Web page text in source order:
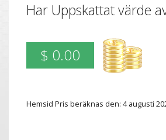
Har Uppskattat värde
$ 0.00
Hemsid Pris beräknas den: 4 augusti